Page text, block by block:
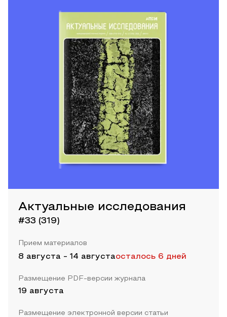
Актуальные исследования
#33 (319)
Прием материалов
8 августа - 14 августаосталось 6 дней
Размещение PDF-версии журнала
19 августа
Размещение электронной версии статьи